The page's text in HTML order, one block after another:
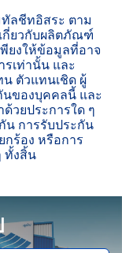
ลชีทอิสระ ตาม
กี่ยวกับผลิตภัณฑ์
ยงให้ข้อมูลที่อาจ
เท่านั้น และ
ตัวแทนเชิด ผู้
นของบุคคลนี้ และ
วยประการใด ๆ
น การรับประกัน
กร้อง หรือการ
ทั้งสิ้น